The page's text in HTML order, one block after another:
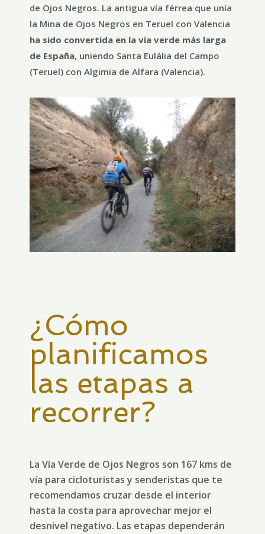
de Ojos Negros. La antigua vía férrea que unía
la Mina de Ojos Negros en Teruel con Valencia
ha sido convertida en la vía verde más larga
de España, uniendo Santa Eulália del Campo
(Teruel) con Algimia de Alfara (Valencia).
¿Cómo
planificamos
las etapas a
recorrer?
La Vía Verde de Ojos Negros son 167 kms de
vía para cicloturistas y senderistas que te
recomendamos cruzar desde el interior
hasta la costa para aprovechar mejor el
desnivel negativo. Las etapas dependerán